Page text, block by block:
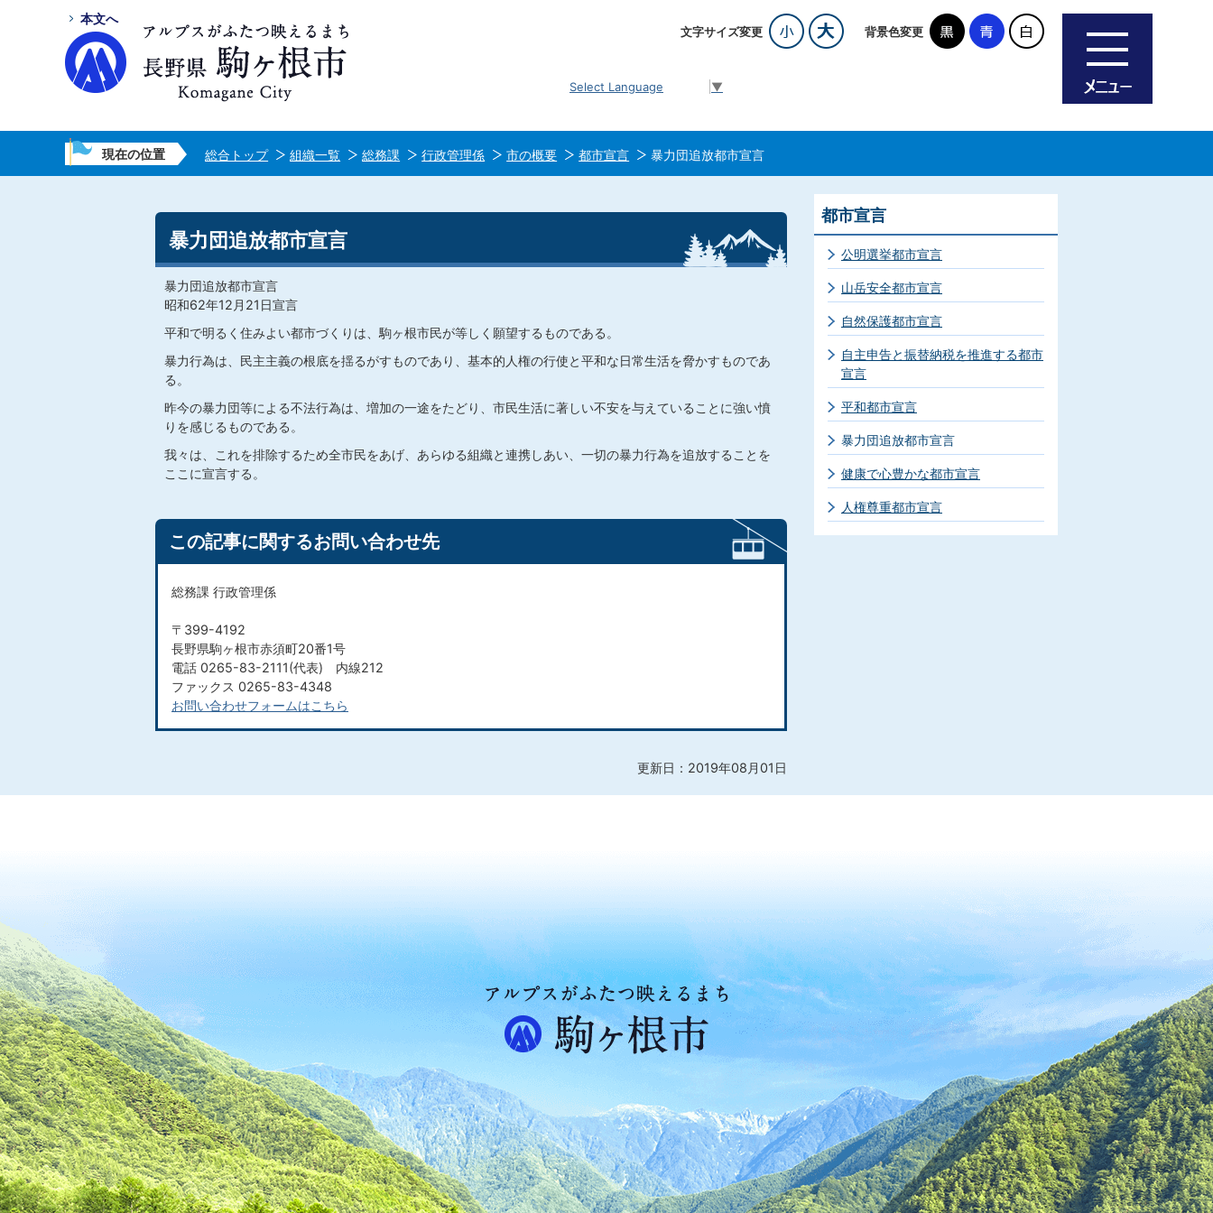
本文へ
文字サイズ変更 背景色変更
Select Language ▼
現在の位置 総合トップ 組織一覧 総務課 行政管理係 市の概要 都市宣言 暴力団追放都市宣言
暴力団追放都市宣言
暴力団追放都市宣言
昭和62年12月21日宣言
平和で明るく住みよい都市づくりは、駒ヶ根市民が等しく願望するものである。
暴力行為は、民主主義の根底を揺るがすものであり、基本的人権の行使と平和な日常生活を脅かすものであ
る。
昨今の暴力団等による不法行為は、増加の一途をたどり、市民生活に著しい不安を与えていることに強い憤
りを感じるものである。
我々は、これを排除するため全市民をあげ、あらゆる組織と連携しあい、一切の暴力行為を追放することを
ここに宣言する。
この記事に関するお問い合わせ先
総務課 行政管理係
〒399-4192
長野県駒ヶ根市赤須町20番1号
電話 0265-83-2111(代表) 内線212
ファックス 0265-83-4348
お問い合わせフォームはこちら
更新日：2019年08月01日
都市宣言
公明選挙都市宣言
山岳安全都市宣言
自然保護都市宣言
自主申告と振替納税を推進する都市
宣言
平和都市宣言
暴力団追放都市宣言
健康で心豊かな都市宣言
人権尊重都市宣言
ア
ル
た
つ
映
え
る
ま
ち